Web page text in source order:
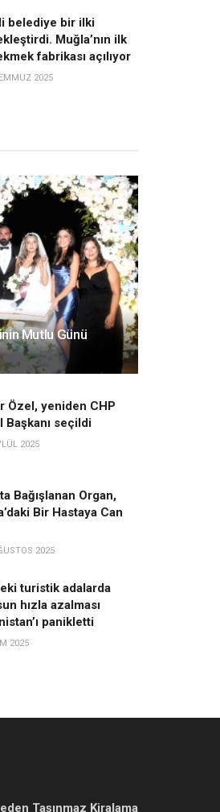
belediye bir ilki
Muğla’nın ilk
fabrikası açılıyor
2025
Mutlu Günü
Özel, yeniden CHP
Başkanı seçildi
2025
Bağışlanan Organ,
Bir Hastaya Can
2025
turistik adalarda
hızla azalması
panikletti
2025
Taşınmaz Kiralama